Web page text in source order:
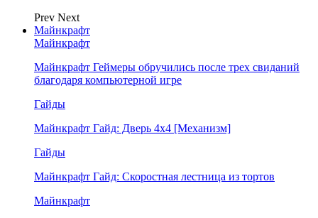
Prev Next
Майнкрафт
Майнкрафт
Майнкрафт Геймеры обручились после трех свиданий
благодаря компьютерной игре
Гайды
Майнкрафт Гайд: Дверь 4х4 [Механизм]
Гайды
Майнкрафт Гайд: Скоростная лестница из тортов
Майнкрафт